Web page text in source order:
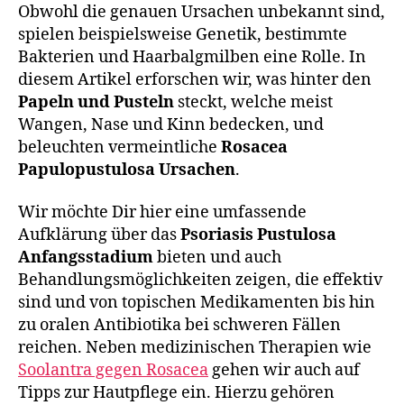
Obwohl die genauen Ursachen unbekannt sind,
spielen beispielsweise Genetik, bestimmte
Bakterien und Haarbalgmilben eine Rolle. In
diesem Artikel erforschen wir, was hinter den
Papeln und Pusteln steckt, welche meist
Wangen, Nase und Kinn bedecken, und
beleuchten vermeintliche Rosacea
Papulopustulosa Ursachen.
Wir möchte Dir hier eine umfassende
Aufklärung über dasPsoriasis Pustulosa
Anfangsstadiumbieten und auch
Behandlungsmöglichkeiten zeigen, die effektiv
sind und von topischen Medikamenten bis hin
zu oralen Antibiotika bei schweren Fällen
reichen. Neben medizinischen Therapien wie
Soolantra gegen Rosaceagehen wir auch auf
Tipps zur Hautpflege ein. Hierzu gehören